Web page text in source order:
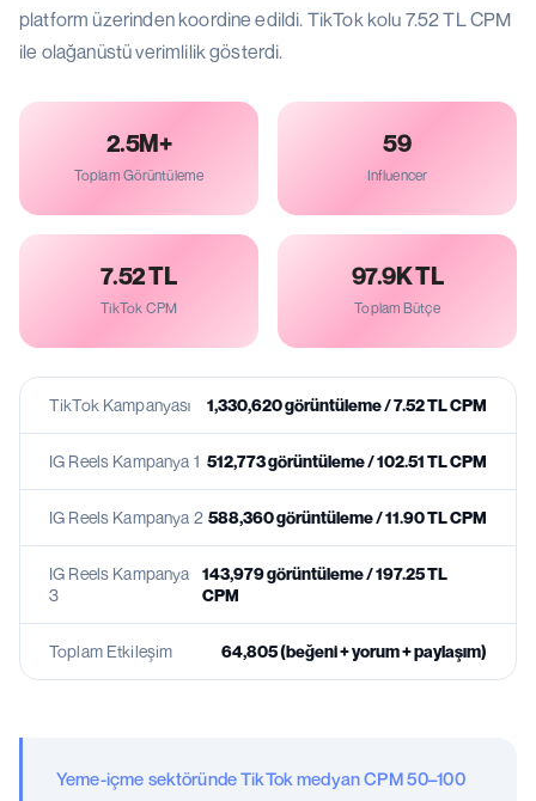
platform üzerinden koordine edildi. TikTok kolu 7.52 TL CPM
ile olağanüstü verimlilik gösterdi.
2.5M+
Toplam Görüntüleme
59
Influencer
7.52 TL
TikTok CPM
97.9K TL
Toplam Bütçe
TikTok Kampanyası 1,330,620 görüntüleme / 7.52 TL CPM
IG Reels Kampanya 1 512,773 görüntüleme / 102.51 TL CPM
IG Reels Kampanya 2 588,360 görüntüleme / 11.90 TL CPM
IG Reels Kampanya
3
143,979 görüntüleme / 197.25 TL
CPM
Toplam Etkileşim 64,805 (beğeni + yorum + paylaşım)
Yeme-içme sektöründe TikTok medyan CPM 50–100